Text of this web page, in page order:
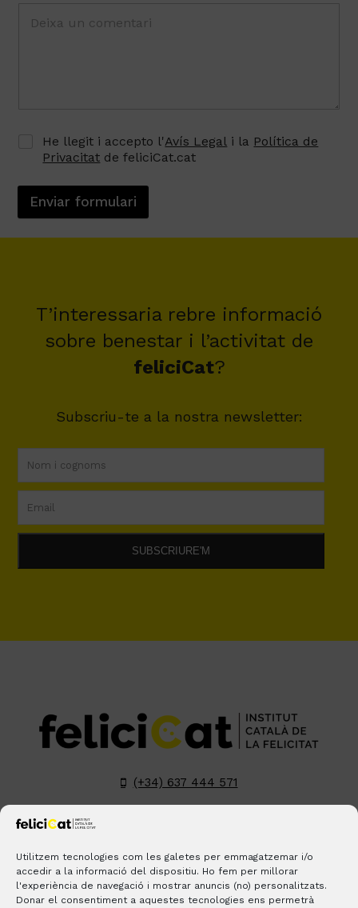
Utilitzem tecnologies com les galetes per emmagatzemar i/o
accedir a la informació del dispositiu. Ho fem per millorar
l'experiència de navegació i mostrar anuncis (no) personalitzats.
Donar el consentiment a aquestes tecnologies ens permetrà
He llegit i accepto l'Avís Legal i la Política de
Privacitat de feliciCat.cat
Enviar formulari
T’interessaria rebre informació
sobre benestar i l’activitat de
feliciCat?
Subscriu-te a la nostra newsletter:
(+34) 637 444 571
LinkedInYouTube Pinterest
BLOGS CONTACTE ON ESTEM?